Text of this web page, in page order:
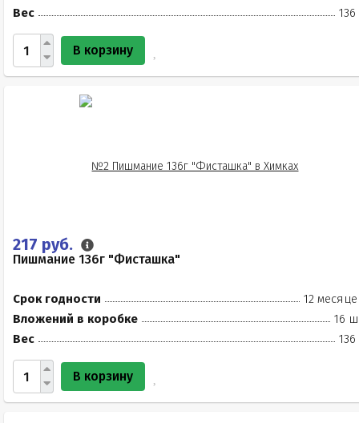
Вес
136
В корзину
217 руб.
Пишмание 136г "Фисташка"
Срок годности
12
Вложений в коробке
16
Вес
136
В корзину